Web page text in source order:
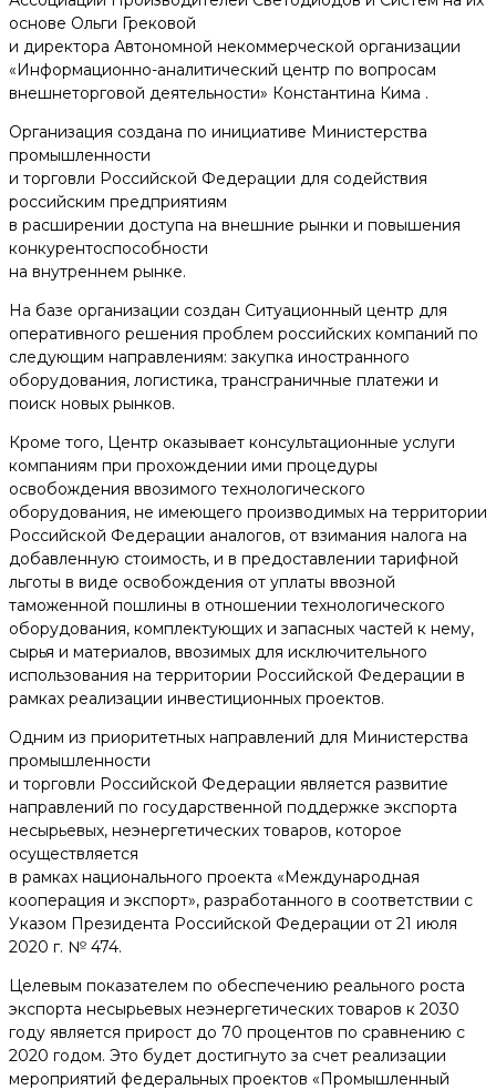
основе Ольги Грековой
и директора Автономной некоммерческой организации
«Информационно-аналитический центр по вопросам
внешнеторговой деятельности» Константина Кима .
Организация создана по инициативе Министерства
промышленности
и торговли Российской Федерации для содействия
российским предприятиям
в расширении доступа на внешние рынки и повышения
конкурентоспособности
на внутреннем рынке.
На базе организации создан Ситуационный центр для
оперативного решения проблем российских компаний по
следующим направлениям: закупка иностранного
оборудования, логистика, трансграничные платежи и
поиск новых рынков.
Кроме того, Центр оказывает консультационные услуги
компаниям при прохождении ими процедуры
освобождения ввозимого технологического
оборудования, не имеющего производимых на территории
Российской Федерации аналогов, от взимания налога на
добавленную стоимость, и в предоставлении тарифной
льготы в виде освобождения от уплаты ввозной
таможенной пошлины в отношении технологического
оборудования, комплектующих и запасных частей к нему,
сырья и материалов, ввозимых для исключительного
использования на территории Российской Федерации в
рамках реализации инвестиционных проектов.
Одним из приоритетных направлений для Министерства
промышленности
и торговли Российской Федерации является развитие
направлений по государственной поддержке экспорта
несырьевых, неэнергетических товаров, которое
осуществляется
в рамках национального проекта «Международная
кооперация и экспорт», разработанного в соответствии с
Указом Президента Российской Федерации от 21 июля
2020 г. № 474.
Целевым показателем по обеспечению реального роста
экспорта несырьевых неэнергетических товаров к 2030
году является прирост до 70 процентов по сравнению с
2020 годом. Это будет достигнуто за счет реализации
мероприятий федеральных проектов «Промышленный